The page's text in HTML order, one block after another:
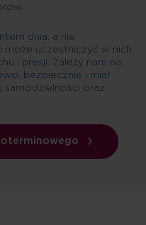
dnia, a nie
może uczestniczyć w nich
i presji. Zależy nam na
bezpiecznie i miał
samodzielności oraz